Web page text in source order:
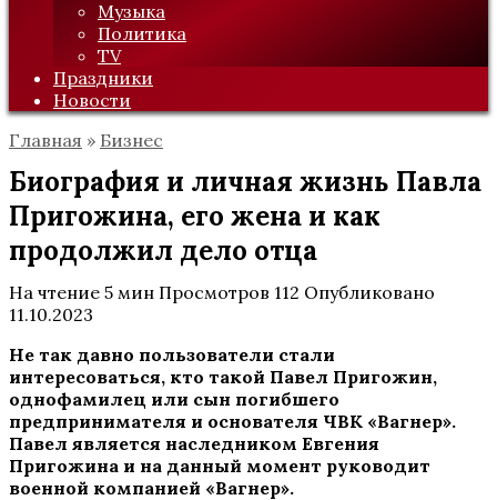
Музыка
Политика
TV
Праздники
Новости
Главная » Бизнес
Биография и личная жизнь Павла
Пригожина, его жена и как
продолжил дело отца
На чтение 5 мин Просмотров 112 Опубликовано
11.10.2023
Не так давно пользователи стали
интересоваться, кто такой Павел Пригожин,
однофамилец или сын погибшего
предпринимателя и основателя ЧВК «Вагнер».
Павел является наследником Евгения
Пригожина и на данный момент руководит
военной компанией «Вагнер».